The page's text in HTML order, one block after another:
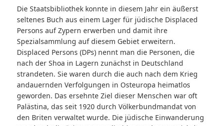
Die Staatsbibliothek konnte in diesem Jahr ein äußerst
seltenes Buch aus einem Lager für jüdische Displaced
Persons auf Zypern erwerben und damit ihre
Spezialsammlung auf diesem Gebiet erweitern.
Displaced Persons (DPs) nennt man die Personen, die
nach der Shoa in Lagern zunächst in Deutschland
strandeten. Sie waren durch die auch nach dem Krieg
andauernden Verfolgungen in Osteuropa heimatlos
geworden. Das ersehnte Ziel dieser Menschen war oft
Palästina, das seit 1920 durch Völkerbundmandat von
den Briten verwaltet wurde. Die jüdische Einwanderung